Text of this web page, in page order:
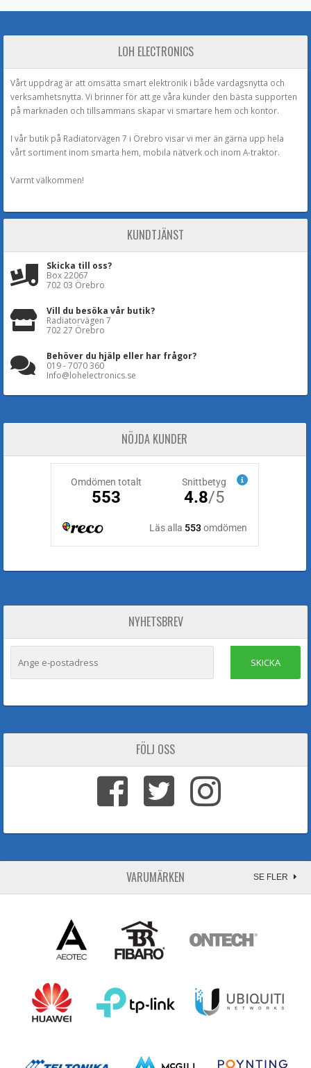
LOH ELECTRONICS
Vårt uppdrag är att omsätta smart elektronik i både vardagsnytta och
verksamhetsnytta. Vi brinner för att ge våra kunder den bästa supporten
på marknaden och tillsammans skapar vi smartare hem och kontor.
I vår butik på Radiatorvägen 7 i Örebro visar vi mer än gärna upp hela
vårt sortiment inom smarta hem, mobila nätverk och inom A-traktor.
Varmt välkommen!
KUNDTJÄNST
Skicka till oss?
Box 22067
702 03 Örebro
Vill du besöka vår butik?
Radiatorvägen 7
702 27 Örebro
Behöver du hjälp eller har frågor?
019 - 7070 360
Info@lohelectronics.se
NÖJDA KUNDER
NYHETSBREV
SKICKA
FÖLJ OSS
VARUMÄRKEN SE FLER